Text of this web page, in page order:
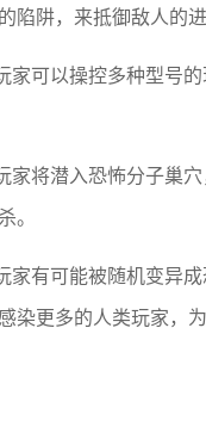
陷阱，来抵御敌人的进
家可以操控多种型号
家将潜入恐怖分子巢
。
家有可能被随机变异
染更多的人类玩家，